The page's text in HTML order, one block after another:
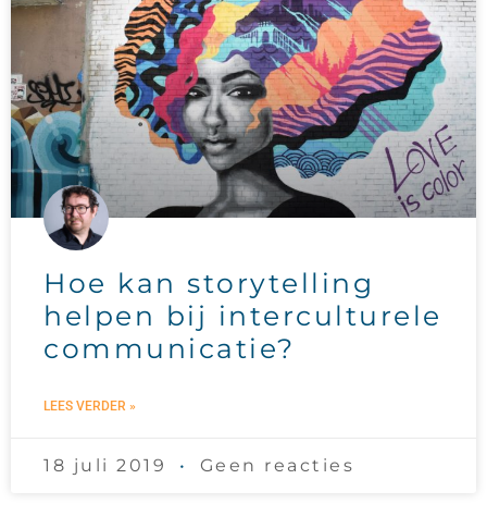
Hoe kan storytelling
helpen bij interculturele
communicatie?
LEES VERDER »
18 juli 2019 Geen reacties